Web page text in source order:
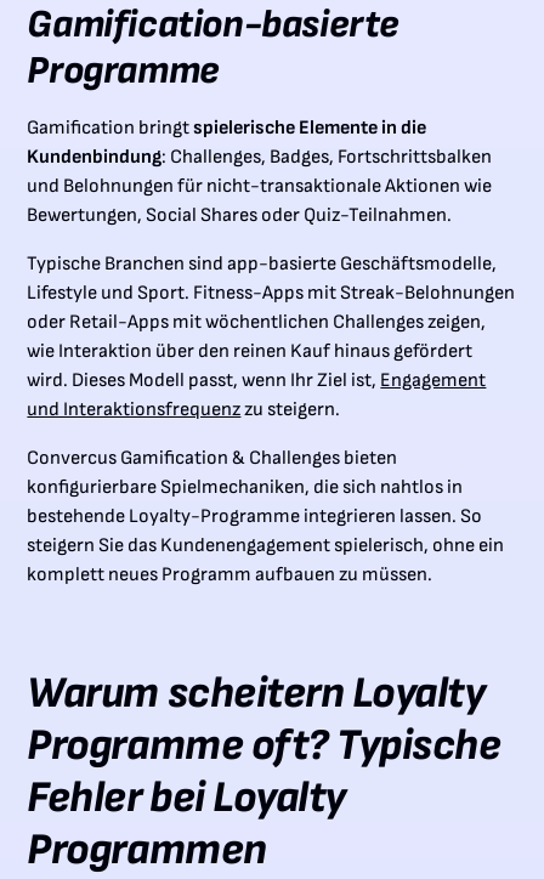
Gamification-basierte
Programme
Gamification bringtspielerische Elemente in die
Kundenbindung: Challenges, Badges, Fortschrittsbalken
und Belohnungen für nicht-transaktionale Aktionen wie
Bewertungen, Social Shares oder Quiz-Teilnahmen.
Typische Branchen sind app-basierte Geschäftsmodelle,
Lifestyle und Sport. Fitness-Apps mit Streak-Belohnungen
oder Retail-Apps mit wöchentlichen Challenges zeigen,
wie Interaktion über den reinen Kauf hinaus gefördert
wird. Dieses Modell passt, wenn Ihr Ziel ist, Engagement
und Interaktionsfrequenzzu steigern.
Convercus Gamification & Challenges bieten
konfigurierbare Spielmechaniken, die sich nahtlos in
bestehende Loyalty-Programme integrieren lassen. So
steigern Sie das Kundenengagement spielerisch, ohne ein
komplett neues Programm aufbauen zu müssen.
Warum scheitern Loyalty
Programme oft? Typische
Fehler bei Loyalty
Programmen